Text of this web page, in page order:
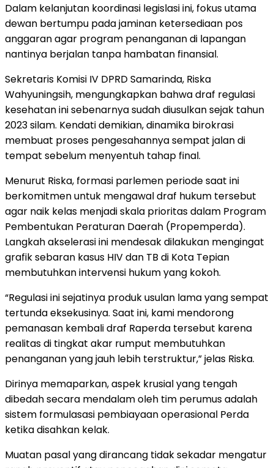
​Dalam kelanjutan koordinasi legislasi ini, fokus utama
dewan bertumpu pada jaminan ketersediaan pos
anggaran agar program penanganan di lapangan
nantinya berjalan tanpa hambatan finansial.
​Sekretaris Komisi IV DPRD Samarinda, Riska
Wahyuningsih, mengungkapkan bahwa draf regulasi
kesehatan ini sebenarnya sudah diusulkan sejak tahun
2023 silam. Kendati demikian, dinamika birokrasi
membuat proses pengesahannya sempat jalan di
tempat sebelum menyentuh tahap final.
​Menurut Riska, formasi parlemen periode saat ini
berkomitmen untuk mengawal draf hukum tersebut
agar naik kelas menjadi skala prioritas dalam Program
Pembentukan Peraturan Daerah (Propemperda).
Langkah akselerasi ini mendesak dilakukan mengingat
grafik sebaran kasus HIV dan TB di Kota Tepian
membutuhkan intervensi hukum yang kokoh.
​“Regulasi ini sejatinya produk usulan lama yang sempat
tertunda eksekusinya. Saat ini, kami mendorong
pemanasan kembali draf Raperda tersebut karena
realitas di tingkat akar rumput membutuhkan
penanganan yang jauh lebih terstruktur,” jelas Riska.
​Dirinya memaparkan, aspek krusial yang tengah
dibedah secara mendalam oleh tim perumus adalah
sistem formulasasi pembiayaan operasional Perda
ketika disahkan kelak.
​Muatan pasal yang dirancang tidak sekadar mengatur